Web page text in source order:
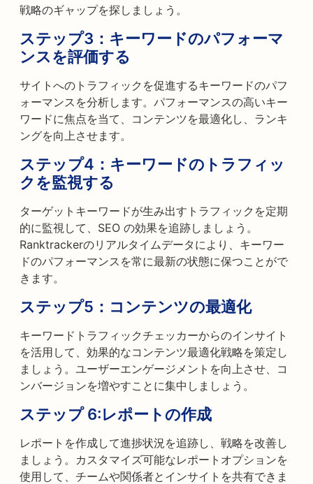
戦略のギャップを探しましょう。
ステップ3： キーワードのパフォーマ
ンスを評価する
サイトへのトラフィックを促進するキーワードのパフ
ォーマンスを分析します。パフォーマンスの高いキー
ワードに焦点を当て、コンテンツを最適化し、ランキ
ングを向上させます。
ステップ4： キーワードのトラフィッ
クを監視する
ターゲットキーワードが生み出すトラフィックを定期
的に監視して、SEO の効果を追跡しましょう。
Ranktrackerのリアルタイムデータにより、キーワー
ドのパフォーマンスを常に最新の状態に保つことがで
きます。
ステップ5： コンテンツの最適化
キーワードトラフィックチェッカーからのインサイト
を活用して、効果的なコンテンツ最適化戦略を策定し
ましょう。ユーザーエンゲージメントを向上させ、コ
ンバージョンを増やすことに集中しましょう。
ステップ 6:レポートの作成
レポートを作成して進捗状況を追跡し、戦略を改善し
ましょう。カスタマイズ可能なレポートオプションを
使用して、チームや関係者とインサイトを共有できま